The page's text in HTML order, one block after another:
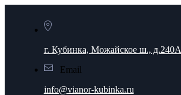
г. Кубинка, Можайское ш., д.240А
Email
info@vianor-kubinka.ru